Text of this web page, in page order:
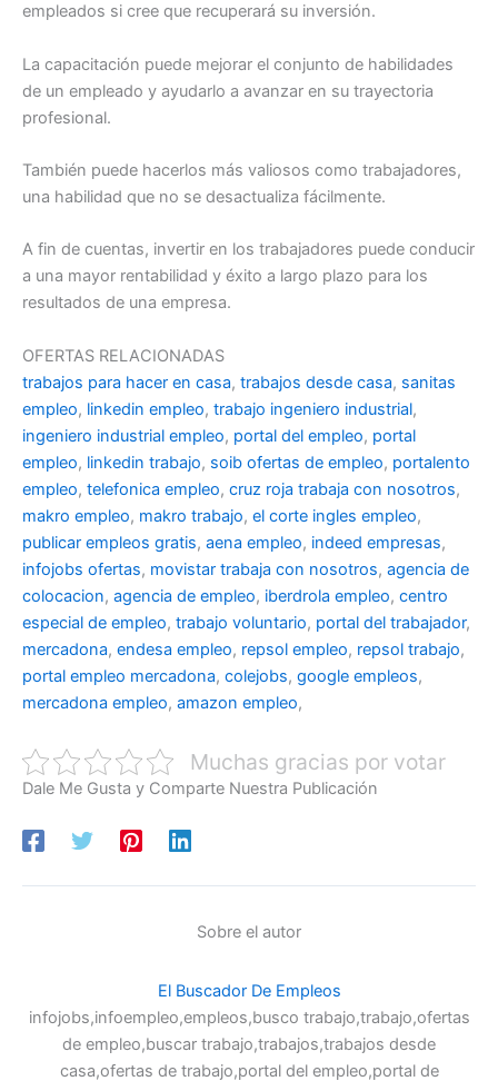
empleados si cree que recuperará su inversión.
La capacitación puede mejorar el conjunto de habilidades
de un empleado y ayudarlo a avanzar en su trayectoria
profesional.
También puede hacerlos más valiosos como trabajadores,
una habilidad que no se desactualiza fácilmente.
A fin de cuentas, invertir en los trabajadores puede conducir
a una mayor rentabilidad y éxito a largo plazo para los
resultados de una empresa.
OFERTAS RELACIONADAS
trabajos para hacer en casa, trabajos desde casa, sanitas
empleo, linkedin empleo, trabajo ingeniero industrial,
ingeniero industrial empleo, portal del empleo, portal
empleo, linkedin trabajo, soib ofertas de empleo, portalento
empleo, telefonica empleo, cruz roja trabaja con nosotros,
makro empleo, makro trabajo, el corte ingles empleo,
publicar empleos gratis, aena empleo, indeed empresas,
infojobs ofertas, movistar trabaja con nosotros, agencia de
colocacion, agencia de empleo, iberdrola empleo, centro
especial de empleo, trabajo voluntario, portal del trabajador,
mercadona, endesa empleo, repsol empleo, repsol trabajo,
portal empleo mercadona, colejobs, google empleos,
mercadona empleo, amazon empleo,
Muchas gracias por votar
Dale Me Gusta y Comparte Nuestra Publicación
Sobre el autor
El Buscador De Empleos
infojobs,infoempleo,empleos,busco trabajo,trabajo,ofertas
de empleo,buscar trabajo,trabajos,trabajos desde
casa,ofertas de trabajo,portal del empleo,portal de